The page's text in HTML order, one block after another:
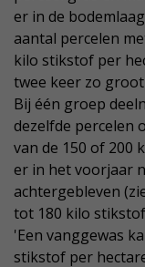
er in de
aantal percelen
kilo stikstof per
twee keer zo
Bij één groep
dezelfde percelen
van de 150 of 200
er in het voorjaar
achtergebleven
tot 180 kilo
'Een vanggewas
stikstof per